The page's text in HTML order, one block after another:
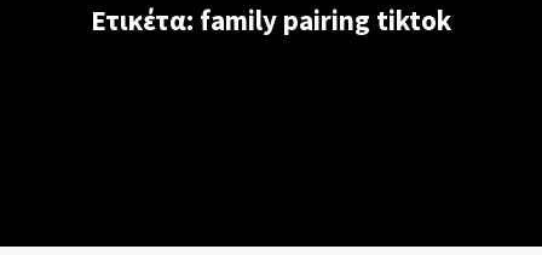
Ετικέτα: family pairing tiktok